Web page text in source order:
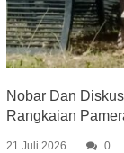
Nobar Dan
Rangkaian
21 Juli 2026 0